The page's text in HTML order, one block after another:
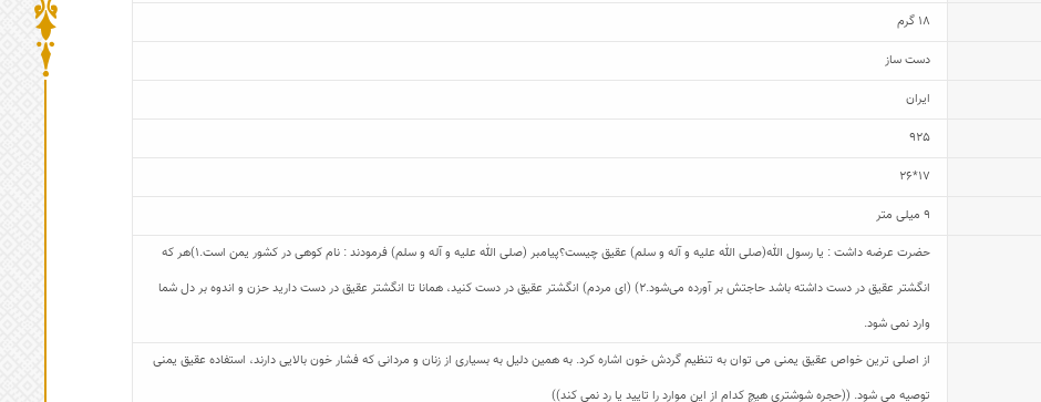
18 گرم
دست ساز
ایران
925
17*26
9 میلی متر
حضرت عرضه داشت : یا رسول الله(صلی الله علیه و آله و سلم) عقیق چیست؟پیامبر (صلی الله علیه و آله و سلم) فرمودند : نام کوهی در کشور یمن است.1)هر که
انگشتر عقیق در دست داشته باشد حاجتش بر آورده می‌شود.2) (ای مردم) انگشتر عقیق در دست کنید، همانا تا انگشتر عقیق در دست دارید حزن و اندوه بر دل شما
وارد نمی شود.
از اصلی ترین خواص عقیق یمنی می توان به تنظیم گردش خون اشاره کرد. به همین دلیل به بسیاری از زنان و مردانی که فشار خون بالایی دارند، استفاده عقیق یمنی
توصیه می شود. ((حجره شوشتری هیچ کدام از این موارد را تایید یا رد نمی کند))